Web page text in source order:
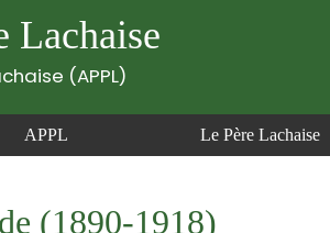
Lachaise
(APPL)
APPL Le Père Lachaise
(1890-1918)